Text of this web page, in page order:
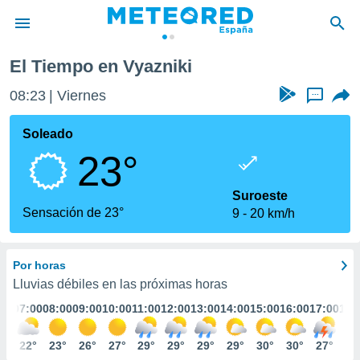
de
por
que se
calidad.
a este
las
y
forma
digital
basada
El Tiempo en Vyazniki
08:23 Viernes ...
Soleado
23°
Sensación de 23°
Suroeste
9
20 km/h
Por horas
Lluvias débiles en las próximas horas
07:00
22°
08:00
23°
09:00
26°
10:00
27°
11:00
29°
12:00
29°
13:00
29°
14:00
29°
15:00
30°
16:00
30°
17:00
27°